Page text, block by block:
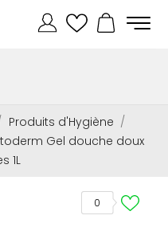
Produits d'Hygiène
Gel douche doux
1L
0